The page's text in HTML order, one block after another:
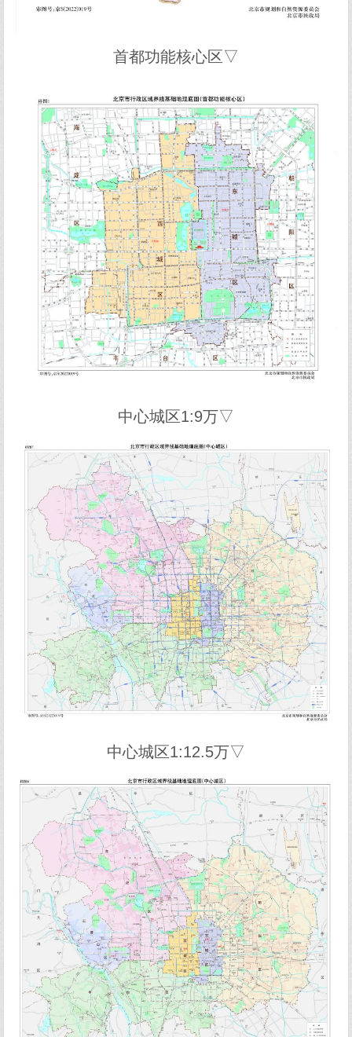
首都功能核心区▽
中心城区1:9万▽
中心城区1:12.5万▽